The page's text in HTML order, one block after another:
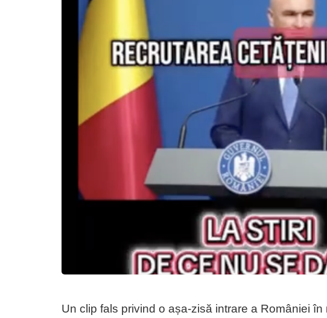
Un clip fals privind o așa-zisă intrare a României